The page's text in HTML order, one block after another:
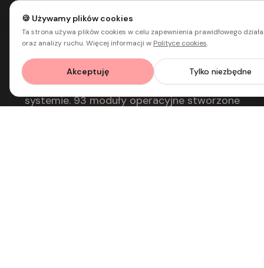
System nr 1 dla administracji
PoznajNinjaOS
Zarządzaj całym biurem w jednym intuicyjnym
systemie. 93 moduły operacyjne stworzone
🍪 Używamy plików cookies
Ta strona używa plików cookies w celu zapewnienia prawidłowego
oraz analizy ruchu. Więcej informacji w Polityce cookies.
Akceptuję Tylko niezbędne